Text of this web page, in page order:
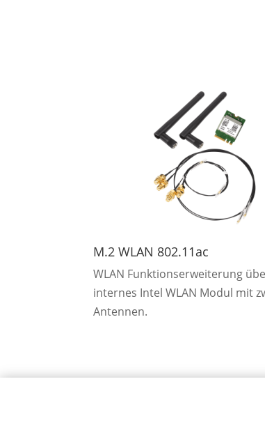
M.2 WLAN 802.11ac
WLAN Funktionserweiterung
internes Intel WLAN Modul mit
Antennen.